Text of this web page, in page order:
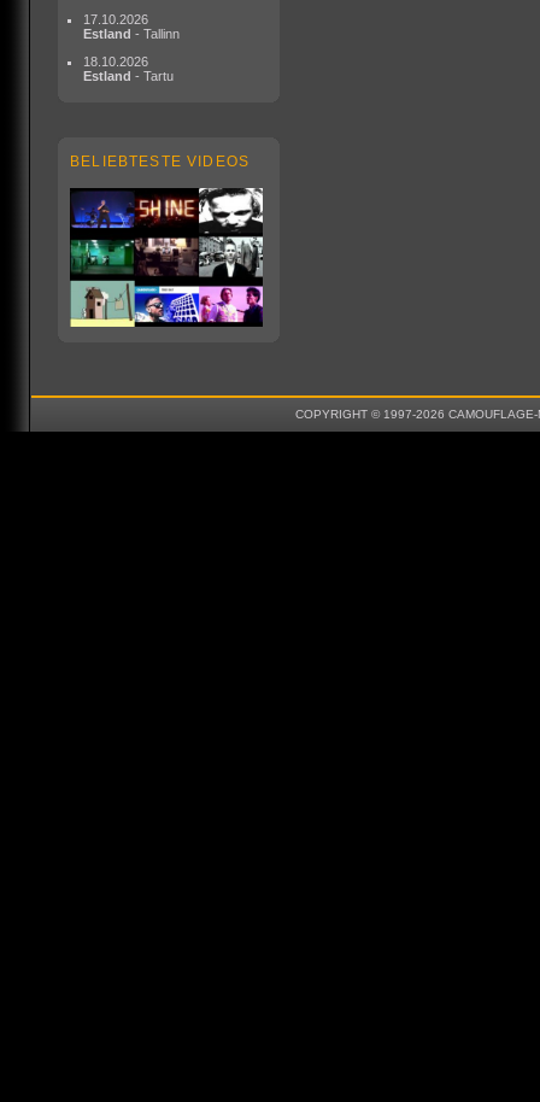
17.10.2026
Estland - Tallinn
18.10.2026
Estland - Tartu
BELIEBTESTE VIDEOS
COPYRIGHT © 1997-2026 CAMOUFLAGE-